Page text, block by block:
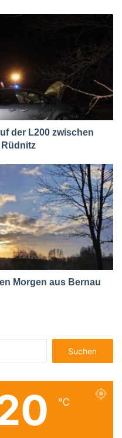
der L200 zwischen
Morgen aus Bernau
nach:
℃